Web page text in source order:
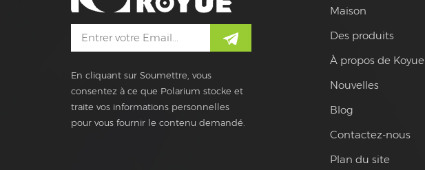
En cliquant sur Soumettre, vous
consentez à ce que Polarium stocke et
traite vos informations personnelles
pour vous fournir le contenu demandé.
Maison
Des produits
À propos de Koyue
Nouvelles
Blog
Contactez-nous
Plan du site